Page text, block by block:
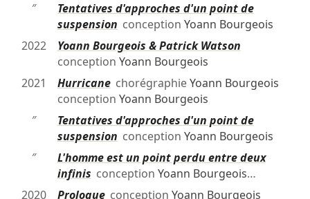
″
Tentatives d'approches d'un point de
suspension conception Yoann Bourgeois
2022
Yoann Bourgeois & Patrick Watson
conception Yoann Bourgeois
2021
HurricanechorégraphieYoann Bourgeois
conception Yoann Bourgeois
″
Tentatives d'approches d'un point de
suspension conception Yoann Bourgeois
″
L'homme est un point perdu entre deux
infinis conception Yoann Bourgeois…
2020
Prologueconception Yoann Bourgeois